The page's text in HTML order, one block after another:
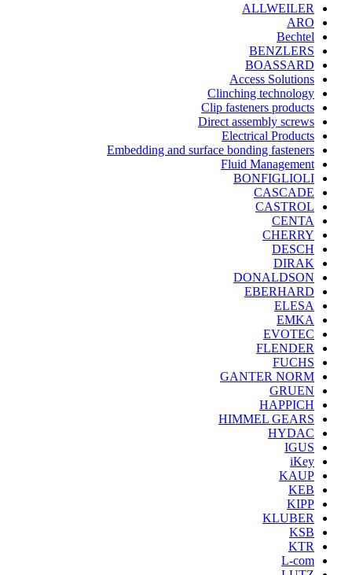
ALLWEILER
ARO
Bechtel
BENZLERS
BOASSARD
Access Solutions
Clinching technology
Clip fasteners products
Direct assembly screws
Electrical Products
Embedding and surface bonding fasteners
Fluid Management
BONFIGLIOLI
CASCADE
CASTROL
CENTA
CHERRY
DESCH
DIRAK
DONALDSON
EBERHARD
ELESA
EMKA
EVOTEC
FLENDER
FUCHS
GANTER NORM
GRUEN
HAPPICH
HIMMEL GEARS
HYDAC
IGUS
iKey
KAUP
KEB
KIPP
KLUBER
KSB
KTR
L-com